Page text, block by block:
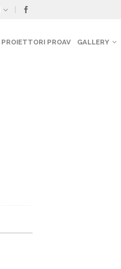
PROIETTORI PROAV GALLERY